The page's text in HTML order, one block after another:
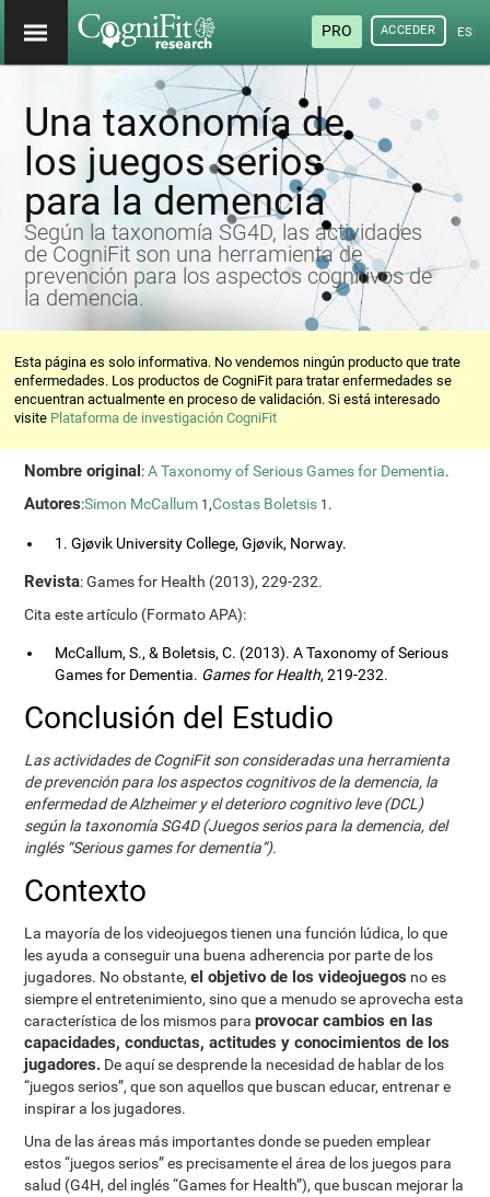
PRO ACCEDER
Una taxonomía de
los juegos serios
para la demencia
Según la taxonomía SG4D, las actividades
de CogniFit son una herramienta de
prevención para los aspectos cognitivos de
la demencia.
Esta página es solo informativa. No vendemos ningún producto que trate
enfermedades. Los productos de CogniFit para tratar enfermedades se
encuentran actualmente en proceso de validación. Si está interesado
visite Plataforma de investigación CogniFit
Nombre original:A Taxonomy of Serious Games for Dementia.
Autores:Simon McCallum 1,Costas Boletsis 1 .
1. Gjøvik University College, Gjøvik, Norway.
Revista: Games for Health (2013), 229-232.
Cita este artículo (Formato APA):
McCallum, S., & Boletsis, C. (2013). A Taxonomy of Serious
Games for Dementia. Games for Health, 219-232.
Conclusión del Estudio
Las actividades de CogniFit son consideradas una herramienta
de prevención para los aspectos cognitivos de la demencia, la
enfermedad de Alzheimer y el deterioro cognitivo leve (DCL)
según la taxonomía SG4D (Juegos serios para la demencia, del
inglés “Serious games for dementia”).
Contexto
La mayoría de los videojuegos tienen una función lúdica, lo que
les ayuda a conseguir una buena adherencia por parte de los
jugadores. No obstante,el objetivo de los videojuegos no es
siempre el entretenimiento, sino que a menudo se aprovecha esta
característica de los mismos paraprovocar cambios en las
capacidades, conductas, actitudes y conocimientos de los
jugadores. De aquí se desprende la necesidad de hablar de los
“juegos serios”, que son aquellos que buscan educar, entrenar e
inspirar a los jugadores.
Una de las áreas más importantes donde se pueden emplear
estos “juegos serios” es precisamente el área de los juegos para
salud (G4H, del inglés “Games for Health”), que buscan mejorar la